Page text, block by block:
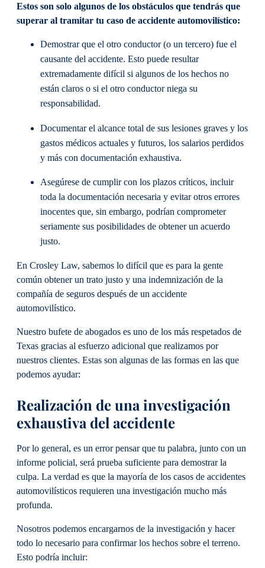
Estos son solo algunos de los obstáculos que tendrás que
superar al tramitar tu caso de accidente automovilístico:
Demostrar que el otro conductor (o un tercero) fue el
causante del accidente. Esto puede resultar
extremadamente difícil si algunos de los hechos no
están claros o si el otro conductor niega su
responsabilidad.
Documentar el alcance total de sus lesiones graves y los
gastos médicos actuales y futuros, los salarios perdidos
y más con documentación exhaustiva.
Asegúrese de cumplir con los plazos críticos, incluir
toda la documentación necesaria y evitar otros errores
inocentes que, sin embargo, podrían comprometer
seriamente sus posibilidades de obtener un acuerdo
justo.
En Crosley Law, sabemos lo difícil que es para la gente
común obtener un trato justo y una indemnización de la
compañía de seguros después de un accidente
automovilístico.
Nuestro bufete de abogados es uno de los más respetados de
Texas gracias al esfuerzo adicional que realizamos por
nuestros clientes. Estas son algunas de las formas en las que
podemos ayudar:
Realización de una investigación
exhaustiva del accidente
Por lo general, es un error pensar que tu palabra, junto con un
informe policial, será prueba suficiente para demostrar la
culpa. La verdad es que la mayoría de los casos de accidentes
automovilísticos requieren una investigación mucho más
profunda.
Nosotros podemos encargarnos de la investigación y hacer
todo lo necesario para confirmar los hechos sobre el terreno.
Esto podría incluir: